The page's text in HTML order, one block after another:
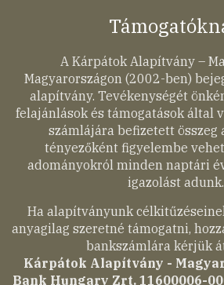
A Kárpátok Alapítvány –
Magyarországon (2002-ben)
alapítvány. Tevékenységét
felajánlások és támogatások által
számlájára befizetett összeg
tényezőként figyelembe
adományokról minden naptári
igazolást adunk.
Ha alapítványunk
anyagilag szeretné támogatni,
bankszámlára kérjük
Kárpátok Alapítvány -
Bank Hungary Zrt. 11600006-